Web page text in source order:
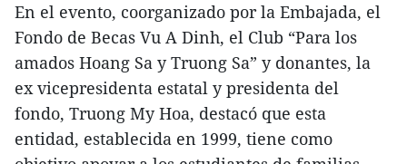
En el evento, coorganizado por la Embajada, el
Fondo de Becas Vu A Dinh, el Club “Para los
amados Hoang Sa y Truong Sa” y donantes, la
ex vicepresidenta estatal y presidenta del
fondo, Truong My Hoa, destacó que esta
entidad, establecida en 1999, tiene como